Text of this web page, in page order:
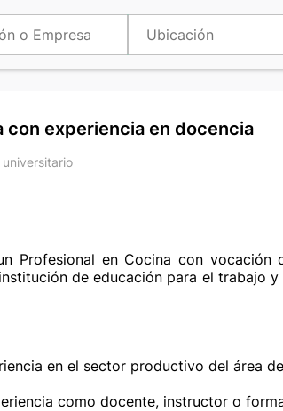
con experiencia en docencia
un Profesional en Cocina con
de educación para el trabajo
en el sector productivo del área
como docente, instructor o